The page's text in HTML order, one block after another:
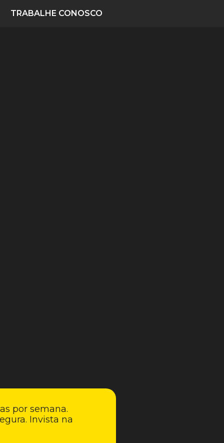
TRABALHE CONOSCO
por semana.
Invista na